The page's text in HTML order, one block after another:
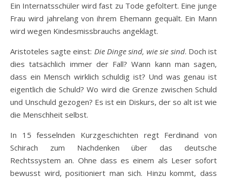
Ein Internatsschüler wird fast zu Tode gefoltert. Eine junge
Frau wird jahrelang von ihrem Ehemann gequält. Ein Mann
wird wegen Kindesmissbrauchs angeklagt.
Aristoteles sagte einst: Die Dinge sind, wie sie sind. Doch ist
dies tatsächlich immer der Fall? Wann kann man sagen,
dass ein Mensch wirklich schuldig ist? Und was genau ist
eigentlich die Schuld? Wo wird die Grenze zwischen Schuld
und Unschuld gezogen? Es ist ein Diskurs, der so alt ist wie
die Menschheit selbst.
In 15 fesselnden Kurzgeschichten regt Ferdinand von
Schirach zum Nachdenken über das deutsche
Rechtssystem an. Ohne dass es einem als Leser sofort
bewusst wird, positioniert man sich. Hinzu kommt, dass